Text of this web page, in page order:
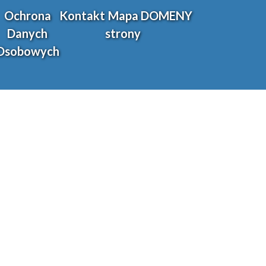
Ochrona
Danych
Kontakt Mapa
strony
DOMENY